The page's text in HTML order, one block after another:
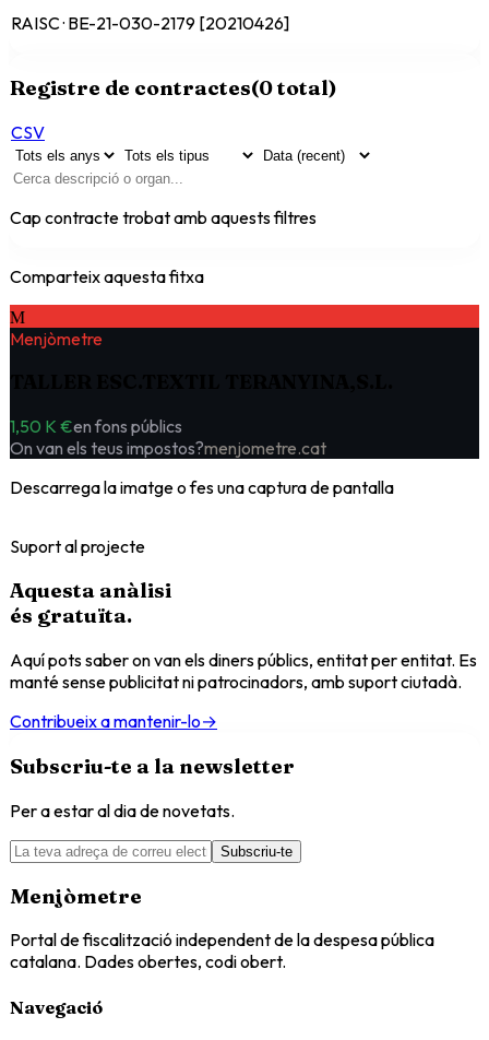
RAISC · BE-21-030-2179 [20210426]
Registre de contractes(0total)
CSV
Cap contracte trobat amb aquests filtres
Comparteix aquesta fitxa
M
Menjòmetre
1,50 K €en fons públics
On van els teus impostos?menjometre.cat
Descarrega la imatge o fes una captura de pantalla
Suport al projecte
Aquesta anàlisi
és gratuïta.
Aquí pots saber on van els diners públics, entitat per entitat. Es
manté sense publicitat ni patrocinadors, amb suport ciutadà.
Contribueix a mantenir-lo→
Subscriu-te a la newsletter
Per a estar al dia de novetats.
Subscriu-te
Menjòmetre
Portal de fiscalització independent de la despesa pública
catalana. Dades obertes, codi obert.
Navegació